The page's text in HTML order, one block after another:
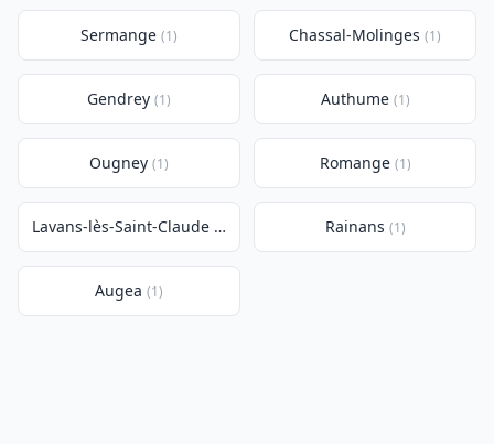
Sermange (1) Chassal-Molinges (1)
Gendrey (1) Authume (1)
Ougney (1) Romange (1)
Lavans-lès-Saint-Claude (1) Rainans (1)
Augea (1)